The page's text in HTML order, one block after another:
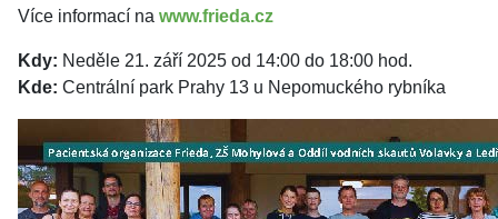
Více informací na www.frieda.cz
Kdy: Neděle 21. září 2025 od 14:00 do 18:00 hod.
Kde: Centrální park Prahy 13 u Nepomuckého rybníka